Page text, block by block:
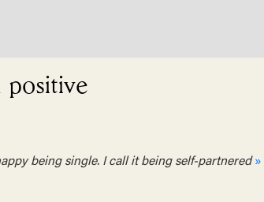
positive
being single. I call it being self-partnered»